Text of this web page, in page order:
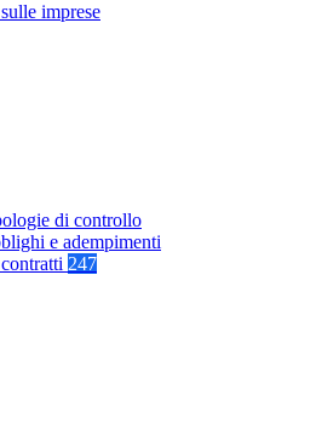
imprese
di controllo
e adempimenti
247